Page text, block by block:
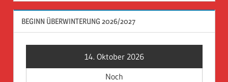
BEGINN ÜBERWINTERUNG 2026/2027
14. Oktober 2026
Noch